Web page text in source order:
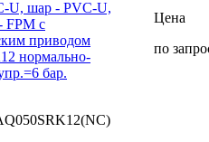
U, шар - PVC-U,
FPM с
приводом
нормально-
бар.
Цена
по